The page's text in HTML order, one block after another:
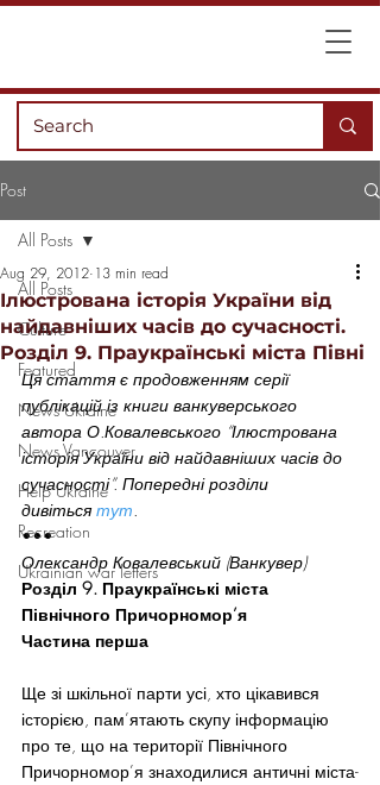
Post
All Posts
Culture
Featured
News Ukraine
News Vancouver
Help Ukraine
Recreation
Ukrainian war letters
All Posts
Ілюстрована історія України від
найдавніших часів до сучасності.
Розділ 9. Праукраїнські міста Півні
Aug 29, 2012 13 min read
Ця стаття є продовженням серії
публікацій із книги ванкуверського
автора О.Ковалевського “Ілюстрована
історія України від найдавніших часів до
сучасності”. Попередні розділи
дивіться тут.
•••
Олександр Ковалевський (Ванкувер)
Розділ 9. Праукраїнські міста
Північного Причорномор’я
Частина перша
Ще зі шкільної парти усі, хто цікавився
історією, пам’ятають скупу інформацію
про те, що на території Північного
Причорномор’я знаходилися античні міста-